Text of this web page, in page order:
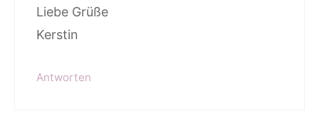
Liebe Grüße
Kerstin
Antworten